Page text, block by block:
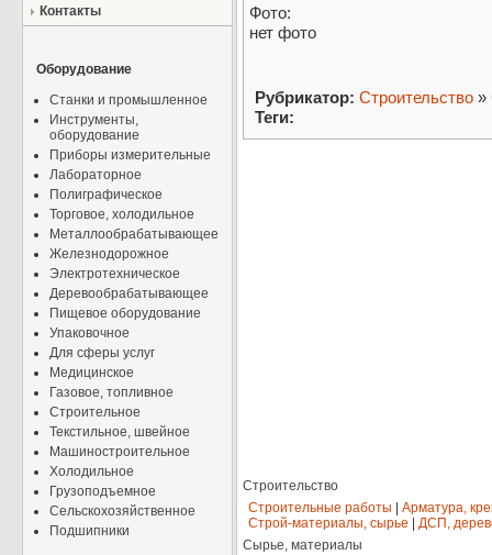
Контакты
Оборудование
Станки и промышленное
Инструменты,
оборудование
Приборы измерительные
Лабораторное
Полиграфическое
Торговое, холодильное
Металлообрабатывающее
Железнодорожное
Электротехническое
Деревообрабатывающее
Пищевое оборудование
Упаковочное
Для сферы услуг
Медицинское
Газовое, топливное
Строительное
Текстильное, швейное
Машиностроительное
Холодильное
Грузоподъемное
Сельскохозяйственное
Подшипники
Фото:
нет фото
Рубрикатор: Строительство »
Теги:
Строительство
Строительные работы
Арматура,
Строй-материалы, сырье
ДСП,
Сырье, материалы